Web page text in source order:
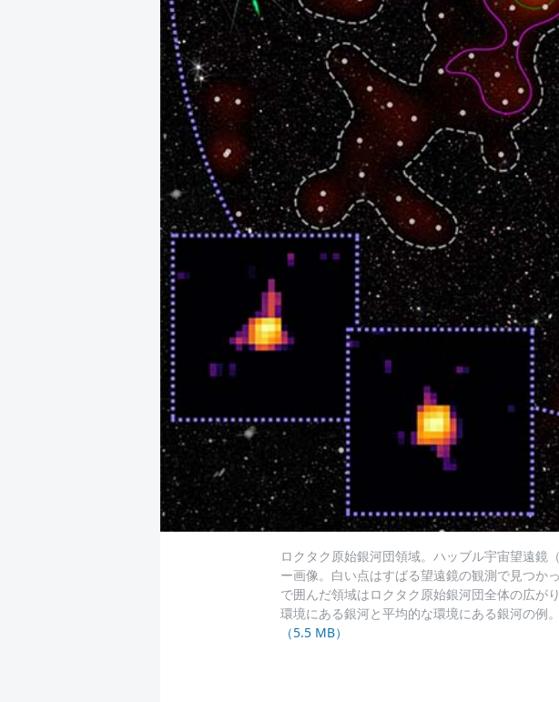
ロクタク原始銀河団領域。ハッブル宇宙望遠鏡
ー画像。白い点はすばる望遠鏡の観測で見つか
で囲んだ領域はロクタク原始銀河団全体の広が
環境にある銀河と平均的な環境にある銀河の例
（5.5 MB）